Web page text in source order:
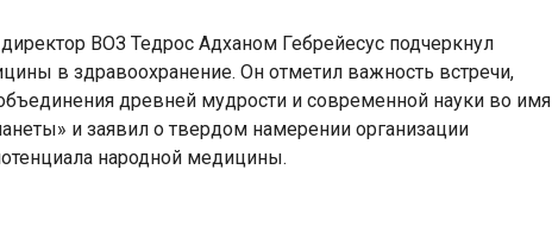
ВОЗ Тедрос Адханом Гебрейесус подчеркнул
в здравоохранение. Он отметил важность встречи,
древней мудрости и современной науки во имя
и заявил о твердом намерении организации
народной медицины.